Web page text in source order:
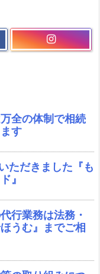
全の体制で相続
す
ただきました『も
』
行業務は法務・
うむ』までご相